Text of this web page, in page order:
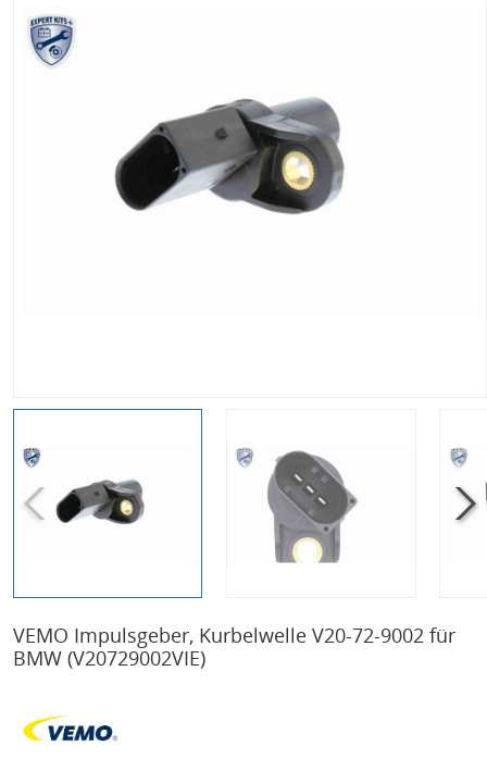
VEMO Impulsgeber, Kurbelwelle V20-72-9002 für
BMW (V20729002VIE)